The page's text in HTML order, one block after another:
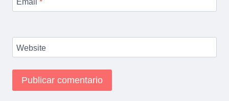
Email *
Website